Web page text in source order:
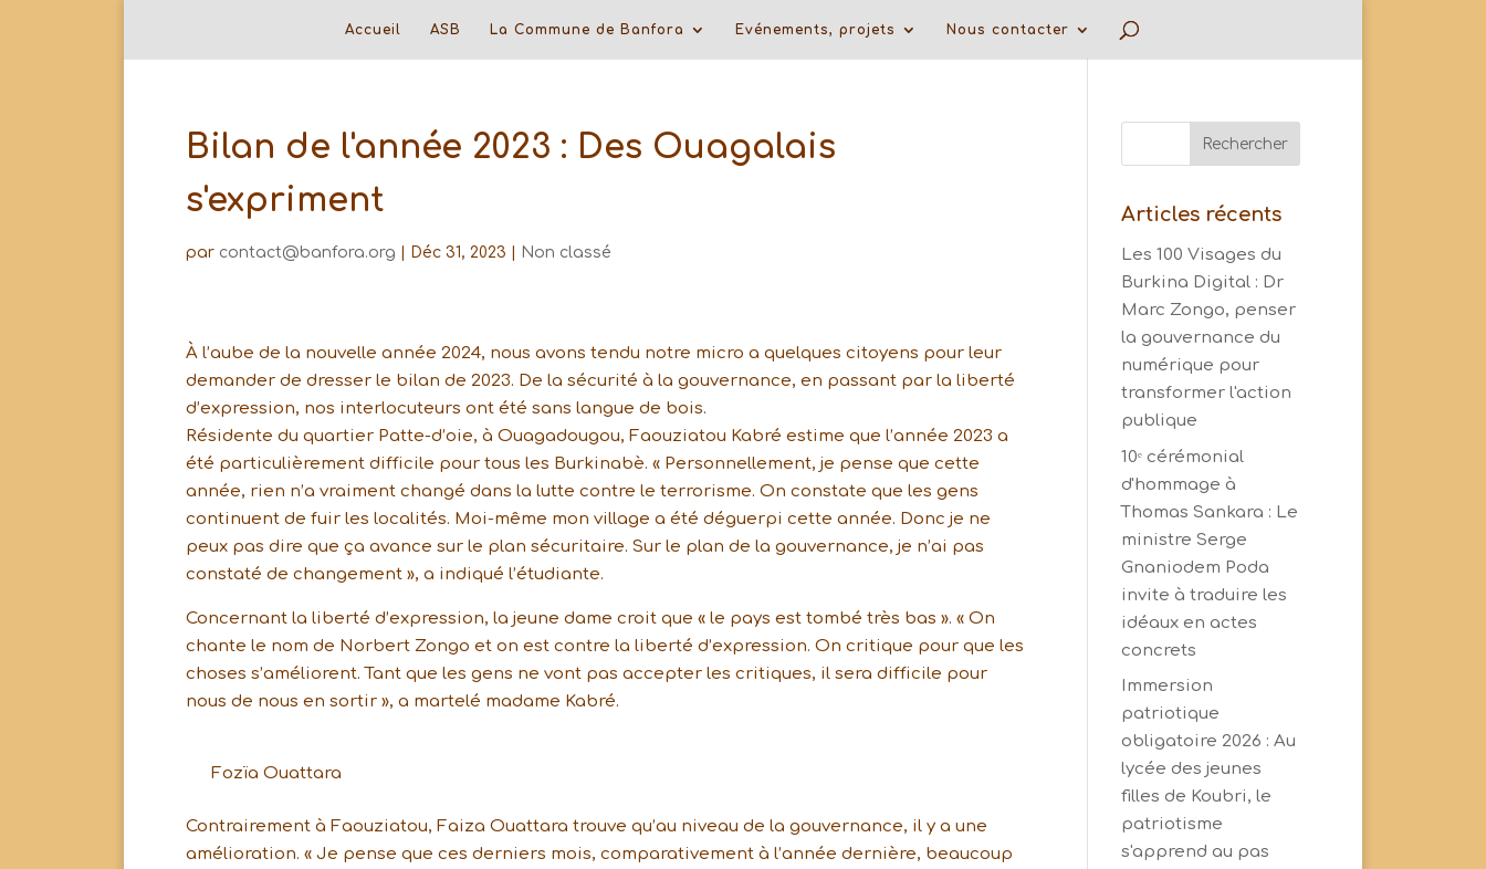
Accueil ASB La Commune de Banfora Evénements, projets Nous contacter
Bilan de l'année 2023 : Des Ouagalais
s'expriment
par contact@banfora.org Déc 31, 2023 Non classé
À l’aube de la nouvelle année 2024, nous avons tendu notre micro a quelques citoyens pour leur
demander de dresser le bilan de 2023. De la sécurité à la gouvernance, en passant par la liberté
d’expression, nos interlocuteurs ont été sans langue de bois.
Résidente du quartier Patte-d’oie, à Ouagadougou, Faouziatou Kabré estime que l’année 2023 a
été particulièrement difficile pour tous les Burkinabè. « Personnellement, je pense que cette
année, rien n’a vraiment changé dans la lutte contre le terrorisme. On constate que les gens
continuent de fuir les localités. Moi-même mon village a été déguerpi cette année. Donc je ne
peux pas dire que ça avance sur le plan sécuritaire. Sur le plan de la gouvernance, je n’ai pas
constaté de changement », a indiqué l’étudiante.
Concernant la liberté d’expression, la jeune dame croit que « le pays est tombé très bas ». « On
chante le nom de Norbert Zongo et on est contre la liberté d’expression. On critique pour que les
choses s’améliorent. Tant que les gens ne vont pas accepter les critiques, il sera difficile pour
nous de nous en sortir », a martelé madame Kabré.
Fozïa Ouattara
Contrairement à Faouziatou, Faiza Ouattara trouve qu’au niveau de la gouvernance, il y a une
amélioration. « Je pense que ces derniers mois, comparativement à l’année dernière, beaucoup
Articles récents
Les 100 Visages du
Burkina Digital : Dr
Marc Zongo, penser
la gouvernance du
numérique pour
transformer l'action
publique
10ᵉ cérémonial
d'hommage à
Thomas Sankara : Le
ministre Serge
Gnaniodem Poda
invite à traduire les
idéaux en actes
concrets
Immersion
patriotique
obligatoire 2026 : Au
lycée des jeunes
filles de Koubri, le
patriotisme
s'apprend au pas